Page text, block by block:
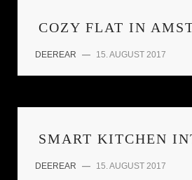
COZY FLAT IN
DEEREAR — 15. AUGUST 2017
SMART KITCHEN
DEEREAR — 15. AUGUST 2017